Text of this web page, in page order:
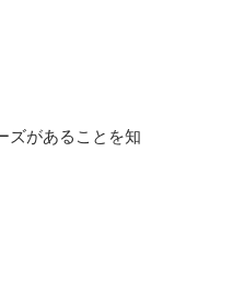
ズがあることを知